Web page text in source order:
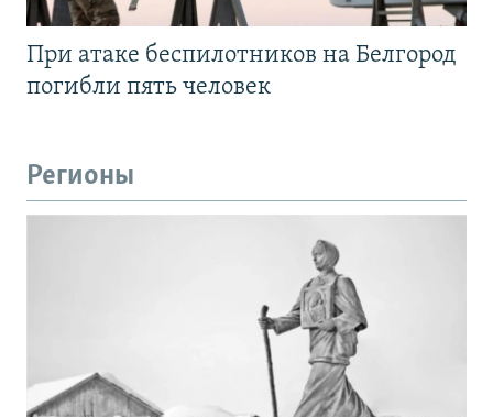
При атаке беспилотников на Белгород
погибли пять человек
Регионы